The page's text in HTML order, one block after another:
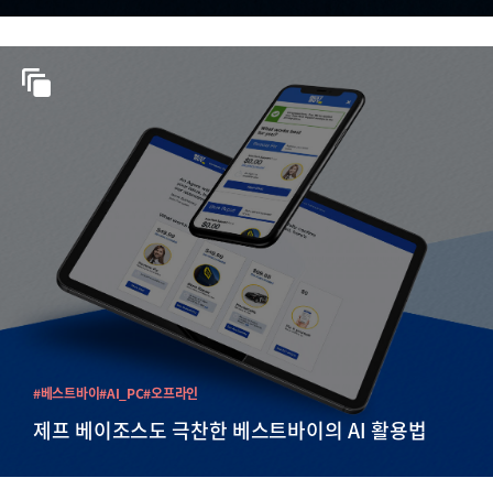
제프 베이조스도 극찬한 베스트바이의 AI 활용법
#베스트바이#AI_PC#오프라인